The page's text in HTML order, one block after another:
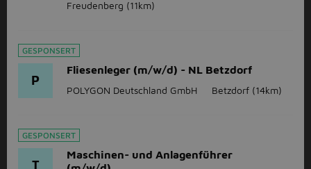
Freudenberg (11km)
GESPONSERT
P
Fliesenleger (m/w/d) - NL Betzdorf
POLYGON Deutschland GmbH Betzdorf (14km)
GESPONSERT
T
Maschinen- und Anlagenführer